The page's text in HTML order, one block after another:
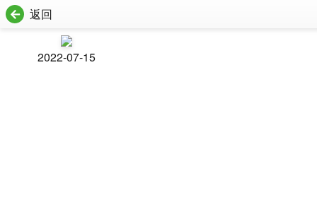
返回
2022-07-15